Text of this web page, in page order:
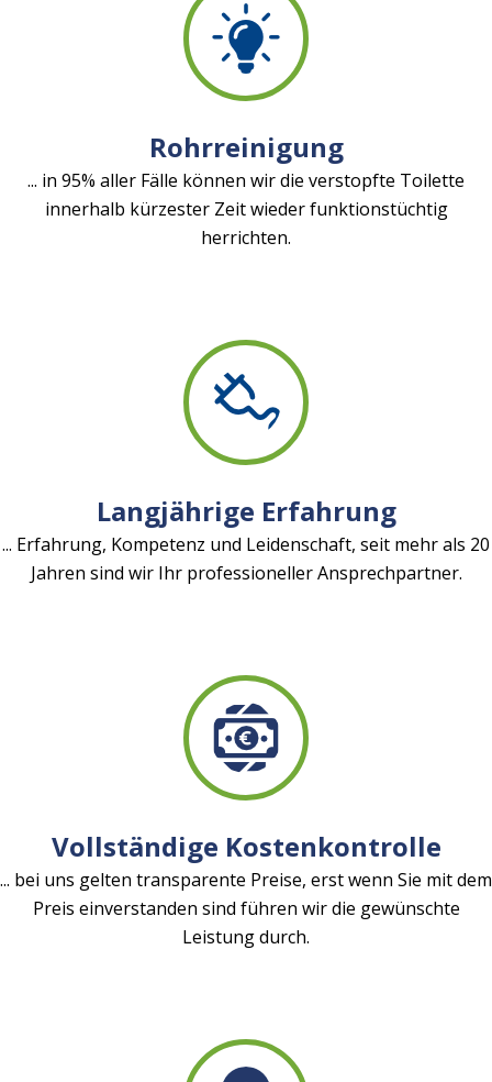
Rohrreinigung
... in 95% aller Fälle können wir die verstopfte Toilette
innerhalb kürzester Zeit wieder funktionstüchtig
herrichten.
Langjährige Erfahrung
... Erfahrung, Kompetenz und Leidenschaft, seit mehr als 20
Jahren sind wir Ihr professioneller Ansprechpartner.
Vollständige Kostenkontrolle
... bei uns gelten transparente Preise, erst wenn Sie mit dem
Preis einverstanden sind führen wir die gewünschte
Leistung durch.